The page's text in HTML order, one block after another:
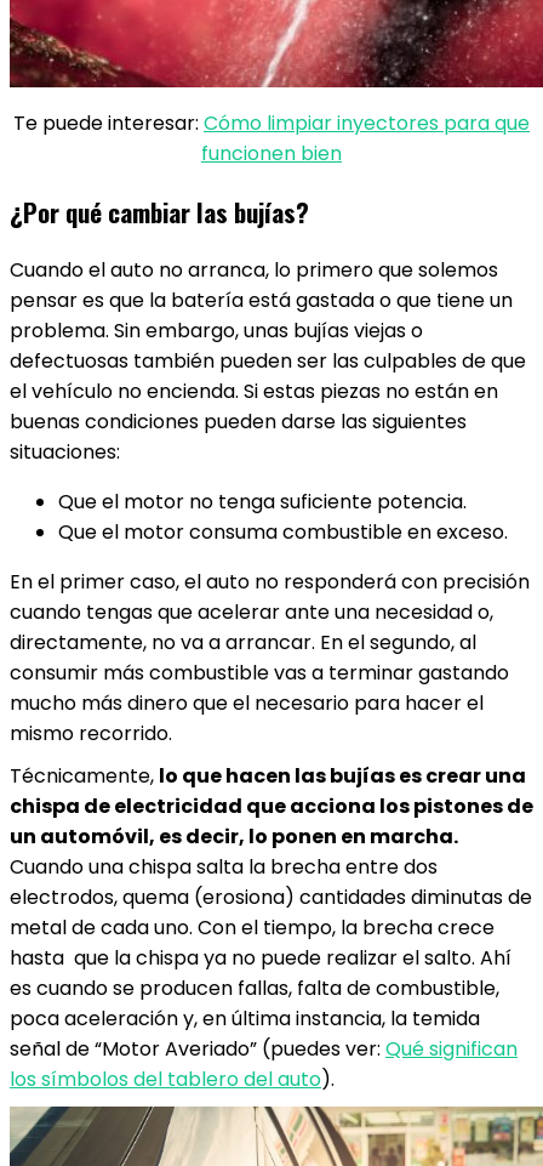
Te puede interesar: Cómo limpiar inyectores para que
funcionen bien
¿Por qué cambiar las bujías?
Cuando el auto no arranca, lo primero que solemos
pensar es que la batería está gastada o que tiene un
problema. Sin embargo, unas bujías viejas o
defectuosas también pueden ser las culpables de que
el vehículo no encienda. Si estas piezas no están en
buenas condiciones pueden darse las siguientes
situaciones:
Que el motor no tenga suficiente potencia.
Que el motor consuma combustible en exceso.
En el primer caso, el auto no responderá con precisión
cuando tengas que acelerar ante una necesidad o,
directamente, no va a arrancar. En el segundo, al
consumir más combustible vas a terminar gastando
mucho más dinero que el necesario para hacer el
mismo recorrido.
Técnicamente, lo que hacen las bujías es crear una
chispa de electricidad que acciona los pistones de
un automóvil, es decir, lo ponen en marcha.
Cuando una chispa salta la brecha entre dos
electrodos, quema (erosiona) cantidades diminutas de
metal de cada uno. Con el tiempo, la brecha crece
hasta que la chispa ya no puede realizar el salto. Ahí
es cuando se producen fallas, falta de combustible,
poca aceleración y, en última instancia, la temida
señal de “Motor Averiado” (puedes ver: Qué significan
los símbolos del tablero del auto).